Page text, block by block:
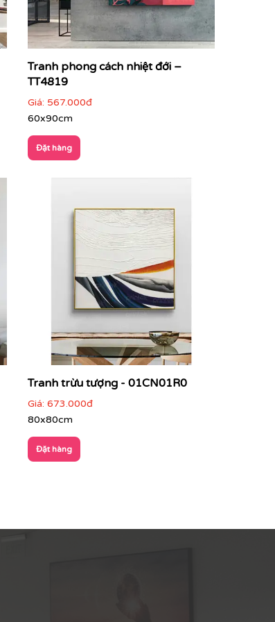
Tranh phong cách nhiệt đới –
TT4819
Giá: 567.000đ
60x90cm
Đặt hàng
Tranh trừu tượng - 01CN01R0
Giá: 673.000đ
80x80cm
Đặt hàng